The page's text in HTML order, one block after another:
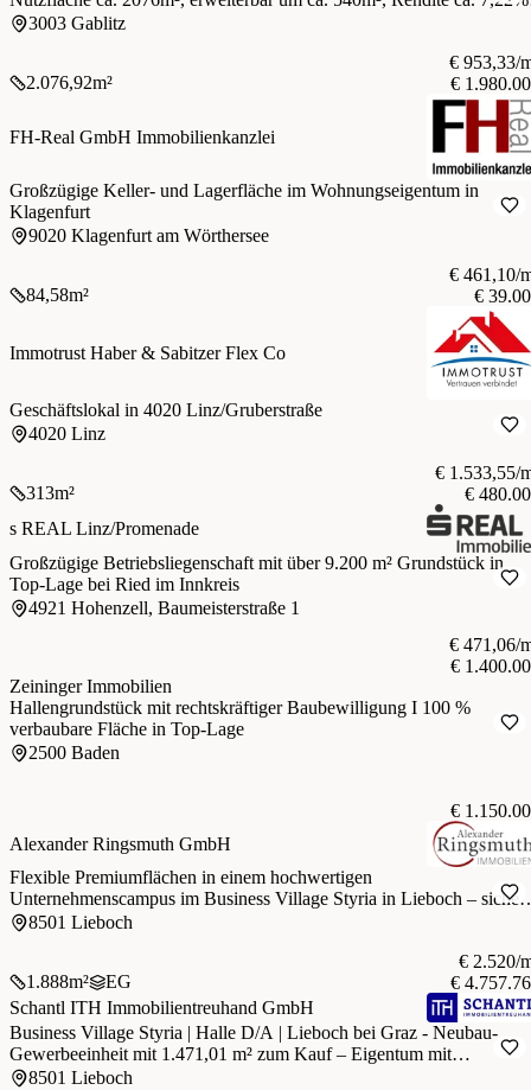
3003 Gablitz
2.076,92m²
€ 953,33/
€
FH-Real GmbH Immobilienkanzlei
Großzügige Keller- und Lagerfläche im Wohnungseigentum in
Klagenfurt
9020 Klagenfurt am Wörthersee
84,58m²
€ 461,10/
€
Immotrust Haber & Sabitzer Flex Co
Geschäftslokal in 4020 Linz/Gruberstraße
4020 Linz
313m²
€ 1.533,55/
€
s REAL Linz/Promenade
Großzügige Betriebsliegenschaft mit über 9.200 m² Grundstück in
Top-Lage bei Ried im Innkreis
4921 Hohenzell, Baumeisterstraße 1
€ 471,06/
€
Zeininger Immobilien
Hallengrundstück mit rechtskräftiger Baubewilligung I 100 %
verbaubare Fläche in Top-Lage
2500 Baden
€
Alexander Ringsmuth GmbH
Flexible Premiumflächen in einem hochwertigen
Unternehmenscampus im Business Village Styria in Lieboch –
Sie sich jetzt Ihre Fläche für Ihr erfolgreiches Business!
8501 Lieboch
1.888m² EG
€ 2.520/
€
Schantl ITH Immobilientreuhand GmbH
Business Village Styria | Halle D/A | Lieboch bei Graz - Neubau-
Gewerbeeinheit mit 1.471,01 m² zum Kauf – Eigentum mit
Zukunftsperspektive
8501 Lieboch